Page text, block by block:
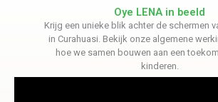
Oye LENA in beeld
Krijg een unieke blik achter de schermen
in Curahuasi. Bekijk onze algemene
hoe we samen bouwen aan een
kinderen.